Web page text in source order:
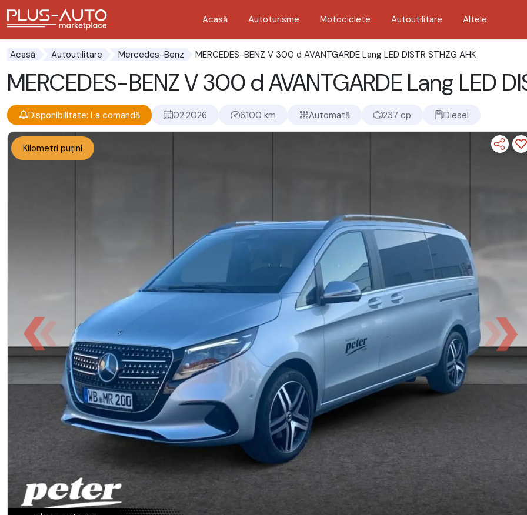
Acasă Autoturisme Motociclete Autoutilitare Altele
Acasă Autoutilitare Mercedes-Benz MERCEDES-BENZ V 300 d AVANTGARDE Lang LED DISTR STHZG AHK
MERCEDES-BENZ V 300 d AVANTGARDE Lang LED
Disponibilitate: La comandă 02.2026 6.100 km Automată 237 cp Diesel
Kilometri puțini